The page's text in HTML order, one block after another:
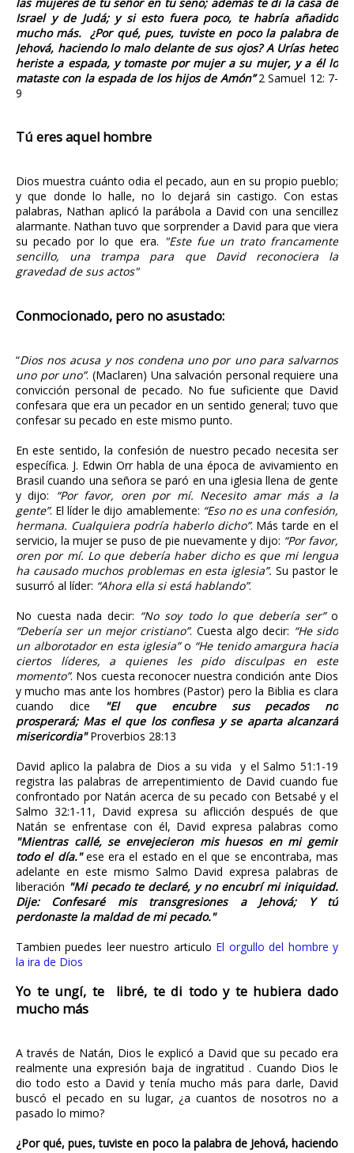
Israel y de Judá; y si esto fuera poco, te habría añadido
mucho más. ¿Por qué, pues, tuviste en poco la palabra de
Jehová, haciendo lo malo delante de sus ojos? A Urías heteo
heriste a espada, y tomaste por mujer a su mujer, y a él lo
mataste con la espada de los hijos de Amón”2 Samuel 12: 7-
9
Tú eres aquel hombre
Dios muestra cuánto odia el pecado, aun en su propio pueblo;
y que donde lo halle, no lo dejará sin castigo. Con estas
palabras, Nathan aplicó la parábola a David con una sencillez
alarmante. Nathan tuvo que sorprender a David para que viera
su pecado por lo que era. "Este fue un trato francamente
sencillo, una trampa para que David reconociera la
gravedad de sus actos"
Conmocionado, pero no asustado:
“Dios nos acusa y nos condena uno por uno para salvarnos
uno por uno”. (Maclaren) Una salvación personal requiere una
convicción personal de pecado. No fue suficiente que David
confesara que era un pecador en un sentido general; tuvo que
confesar su pecado en este mismo punto.
En este sentido, la confesión de nuestro pecado necesita ser
específica. J. Edwin Orr habla de una época de avivamiento en
Brasil cuando una señora se paró en una iglesia llena de gente
y dijo:
“Por favor, oren por mí. Necesito amar más a la
gente”. El líder le dijo amablemente: “Eso no es una confesión,
hermana. Cualquiera podría haberlo dicho”. Más tarde en el
servicio, la mujer se puso de pie nuevamente y dijo: “Por favor,
oren por mí. Lo que debería haber dicho es que mi lengua
ha causado muchos problemas en esta iglesia”. Su pastor le
susurró al líder: “Ahora ella si está hablando”.
No cuesta nada decir: “No soy todo lo que debería ser”o
“Debería ser un mejor cristiano”. Cuesta algo decir: “He sido
un alborotador en esta iglesia”o “He tenido amargura hacia
ciertos líderes, a quienes les pido disculpas en este
momento”. Nos cuesta reconocer nuestra condición ante Dios
y mucho mas ante los hombres (Pastor) pero la Biblia es clara
cuando dice "El que encubre sus pecados no
prosperará; Mas el que los confiesa y se aparta alcanzará
misericordia"Proverbios 28:13
David aplico la palabra de Dios a su vida y el Salmo 51:1-19
registra las palabras de arrepentimiento de David cuando fue
confrontado por Natán acerca de su pecado con Betsabé y el
Salmo 32:1-11, David expresa su aflicción después de que
Natán se enfrentase con él, David expresa palabras como
"Mientras callé, se envejecieron mis huesos en mi gemir
todo el día."ese era el estado en el que se encontraba, mas
adelante en este mismo Salmo David expresa palabras de
liberación "Mi pecado te declaré, y no encubrí mi iniquidad.
Dije: Confesaré mis transgresiones a Jehová; Y tú
perdonaste la maldad de mi pecado."
Tambien puedes leer nuestro articulo El orgullo del hombre y
la ira de Dios
Yo te ungí, te libré, te di todo y te hubiera dado
mucho más
A través de Natán, Dios le explicó a David que su pecado era
realmente una expresión baja de ingratitud . Cuando Dios le
dio todo esto a David y tenía mucho más para darle, David
buscó el pecado en su lugar, ¿a cuantos de nosotros no a
pasado lo mimo?
¿Por qué, pues, tuviste en poco la palabra de Jehová, haciendo